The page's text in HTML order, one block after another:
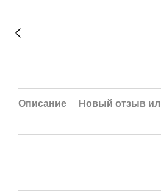
Описание Новый отзыв